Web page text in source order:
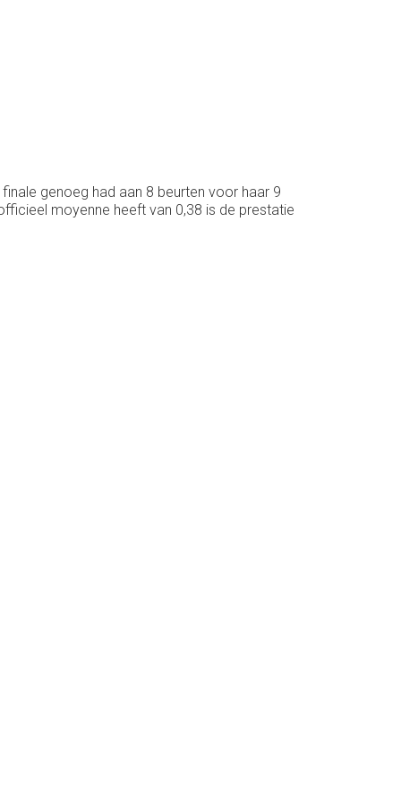
genoeg had aan 8 beurten voor haar 9
moyenne heeft van 0,38 is de prestatie